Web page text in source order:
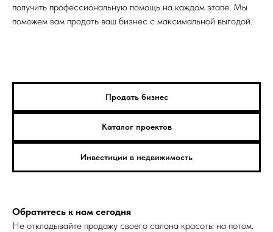
получить профессиональную помощь на каждом этапе. Мы
поможем вам продать ваш бизнес с максимальной выгодой.
Продать бизнес
Каталог проектов
Инвестиции в недвижимость
Обратитесь к нам сегодня
Не откладывайте продажу своего салона красоты на потом.